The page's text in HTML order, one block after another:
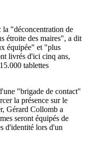
la "déconcentration de
étroite des maires", a dit
équipée" et "plus
livrés d'ici cinq ans,
tablettes
"brigade de contact"
la présence sur le
Gérard Collomb a
seront équipés de
d'identité lors d'un